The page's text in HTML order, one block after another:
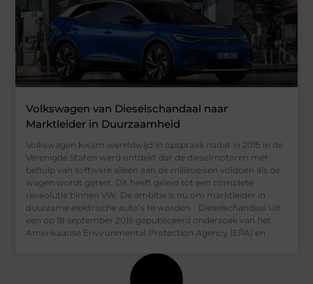
Volkswagen van Dieselschandaal naar
Marktleider in Duurzaamheid
Volkswagen kwam wereldwijd in opspraak nadat in 2015 in de
Verenigde Staten werd ontdekt dat de dieselmotoren met
behulp van software alleen aan de milieueisen voldoen als de
wagen wordt getest. Dit heeft geleid tot een complete
reveolutie binnen VW. De ambitie is nu om marktleider in
duurzame elektrische auto’s te worden. Dieselschandaal Uit
een op 18 september 2015 gepubliceerd onderzoek van het
Amerikaanse Environmental Protection Agency (EPA) en